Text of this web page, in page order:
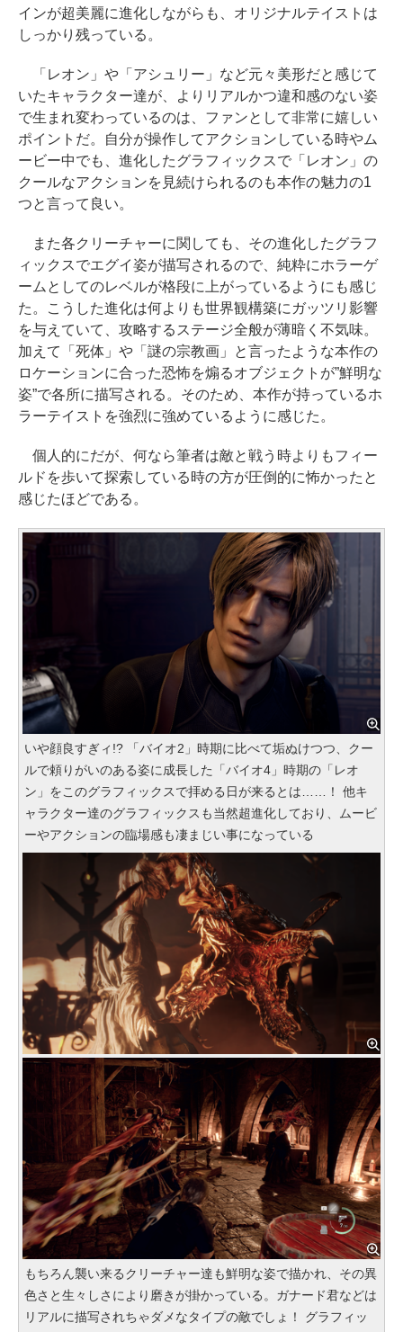
インが超美麗に進化しながらも、オリジナルテイストは
しっかり残っている。
「レオン」や「アシュリー」など元々美形だと感じて
いたキャラクター達が、よりリアルかつ違和感のない姿
で生まれ変わっているのは、ファンとして非常に嬉しい
ポイントだ。自分が操作してアクションしている時やム
ービー中でも、進化したグラフィックスで「レオン」の
クールなアクションを見続けられるのも本作の魅力の1
つと言って良い。
また各クリーチャーに関しても、その進化したグラフ
ィックスでエグイ姿が描写されるので、純粋にホラーゲ
ームとしてのレベルが格段に上がっているようにも感じ
た。こうした進化は何よりも世界観構築にガッツリ影響
を与えていて、攻略するステージ全般が薄暗く不気味。
加えて「死体」や「謎の宗教画」と言ったような本作の
ロケーションに合った恐怖を煽るオブジェクトが”鮮明な
姿”で各所に描写される。そのため、本作が持っているホ
ラーテイストを強烈に強めているように感じた。
個人的にだが、何なら筆者は敵と戦う時よりもフィー
ルドを歩いて探索している時の方が圧倒的に怖かったと
感じたほどである。
いや顔良すぎィ!? 「バイオ2」時期に比べて垢ぬけつつ、クー
ルで頼りがいのある姿に成長した「バイオ4」時期の「レオ
ン」をこのグラフィックスで拝める日が来るとは……！ 他キ
ャラクター達のグラフィックスも当然超進化しており、ムービ
ーやアクションの臨場感も凄まじい事になっている
もちろん襲い来るクリーチャー達も鮮明な姿で描かれ、その異
色さと生々しさにより磨きが掛かっている。ガナード君などは
リアルに描写されちゃダメなタイプの敵でしょ！ グラフィッ